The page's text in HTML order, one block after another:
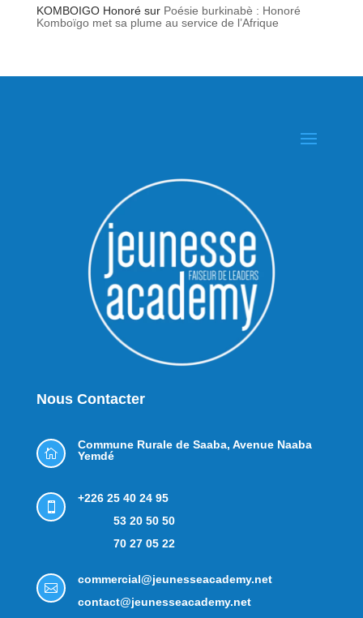
KOMBOIGO Honorésur Poésie burkinabè : Honoré
Komboïgo met sa plume au service de l’Afrique
Nous Contacter

Commune Rurale de Saaba, Avenue Naaba
Yemdé

+226 25 40 24 95
53 20 50 50
70 27 05 22

commercial@jeunesseacademy.net
contact@jeunesseacademy.net